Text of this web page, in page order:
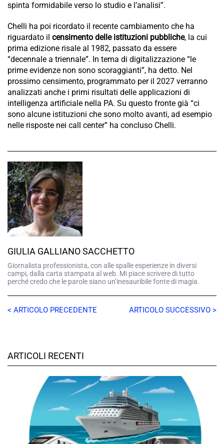
spinta formidabile verso lo studio e l’analisi”.
Chelli ha poi ricordato il recente cambiamento che ha
riguardato il censimento delle istituzioni pubbliche, la cui
prima edizione risale al 1982, passato da essere
“decennale a triennale”. In tema di digitalizzazione “le
prime evidenze non sono scoraggianti”, ha detto. Nel
prossimo censimento, programmato per il 2027 verranno
analizzati anche i primi risultati delle applicazioni di
intelligenza artificiale nella PA. Su questo fronte già “ci
sono alcune istituzioni che sono molto avanti, ad esempio
nelle risposte nei call center” ha concluso Chelli.
GIULIA GALLIANO SACCHETTO
Giornalista professionista, con alle spalle esperienze in diversi
campi, dalla carta stampata al web. Mi piace scrivere di tutto
perché credo che le parole siano un’inesauribile fonte di magia.
< ARTICOLO PRECEDENTE ARTICOLO SUCCESSIVO >
ARTICOLI RECENTI